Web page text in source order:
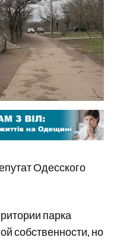
Одесского
парка
собственности, но